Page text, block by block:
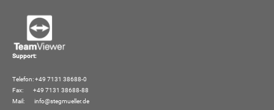
Support:
Telefon: +49 7131 38688-0
Fax: +49 7131 38688-88
Mail:
info@stegmueller.de